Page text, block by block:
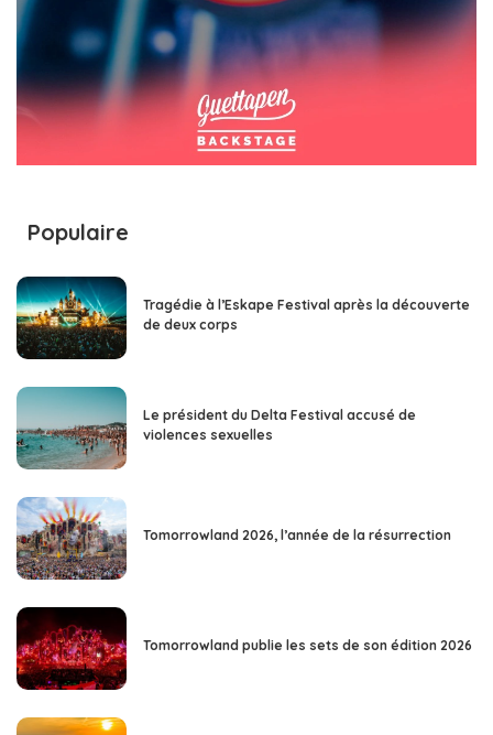
Populaire
Tragédie à l’Eskape Festival après la découverte
de deux corps
Le président du Delta Festival accusé de
violences sexuelles
Tomorrowland 2026, l’année de la résurrection
Tomorrowland publie les sets de son édition 2026